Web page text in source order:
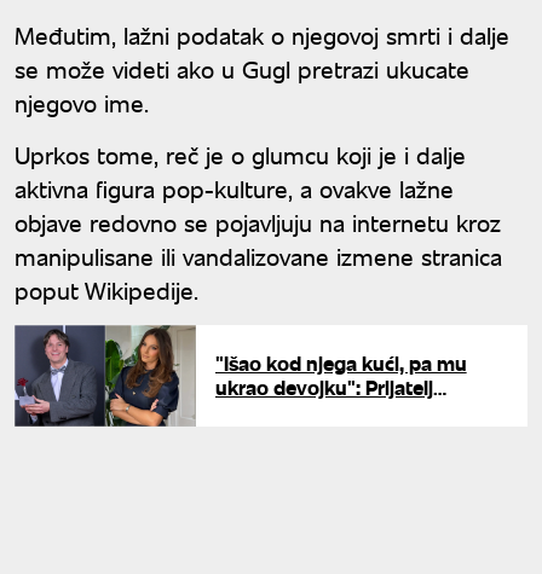
Međutim, lažni podatak o njegovoj smrti i dalje
se može videti ako u Gugl pretrazi ukucate
njegovo ime.
Uprkos tome, reč je o glumcu koji je i dalje
aktivna figura pop-kulture, a ovakve lažne
objave redovno se pojavljuju na internetu kroz
manipulisane ili vandalizovane izmene stranica
poput Wikipedije.
"Išao kod njega kući, pa mu
ukrao devojku": Prijatelj